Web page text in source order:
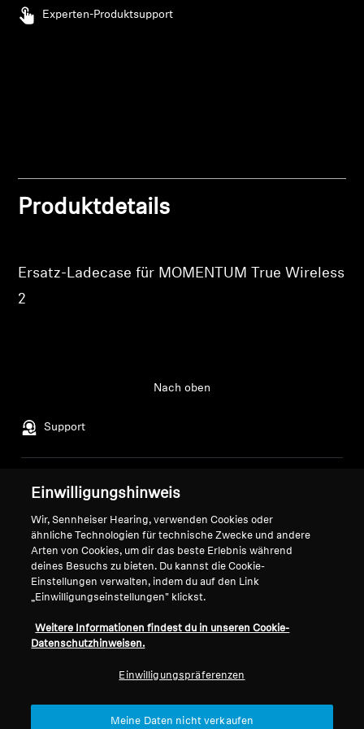
Experten-Produktsupport
Produktdetails
Ersatz-Ladecase für MOMENTUM True Wireless
2
Support
Nach oben
Impressum
Vertrag widerrufen
Globale Datenschutzrichtlinie
Allgemeine
Geschäftsbedingungen für
Koordinierte Richtlinie zur
Offenlegung von Schwachstellen
Karriere bei Sonova
Pressekontakte
Sennheiser Consumer
Einwilligungshinweis
Wir, Sennheiser Hearing, verwenden Cookies oder
ähnliche Technologien für technische Zwecke und andere
Arten von Cookies, um dir das beste Erlebnis während
deines Besuchs zu bieten. Du kannst die Cookie-
Einstellungen verwalten, indem du auf den Link
„Einwilligungseinstellungen" klickst.
Weitere Informationen findest du in unseren Cookie-
Datenschutzhinweisen.
Einwilligungspräferenzen
Meine Daten nicht verkaufen